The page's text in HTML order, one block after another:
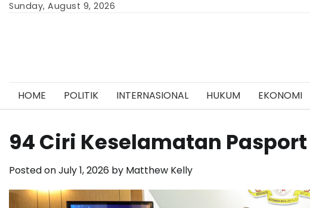
SkipSunday, August 9, 2026
HOME POLITIK INTERNASIONAL HUKUM EKONOMI
94 Ciri Keselamatan
Posted onJuly 1, 2026 by Matthew Kelly